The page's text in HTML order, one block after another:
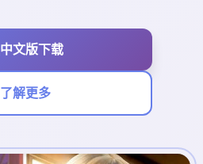
中文版下载
了解更多